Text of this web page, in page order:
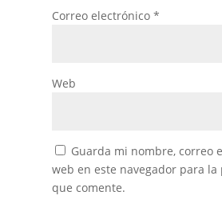
Correo electrónico *
Web
Guarda mi nombre, correo
web en este navegador para la
que comente.